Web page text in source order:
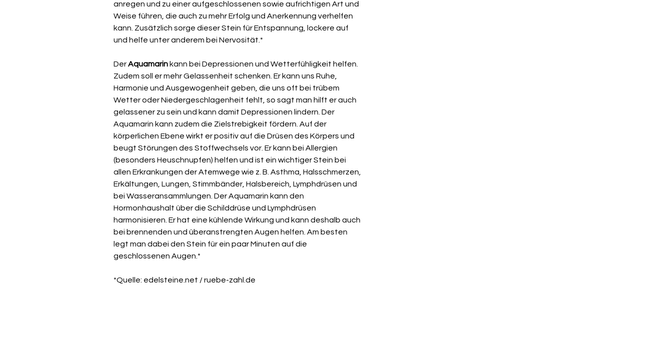
anregen und zu einer aufgeschlossenen sowie aufrichtigen Art und
Weise führen, die auch zu mehr Erfolg und Anerkennung verhelfen
kann. Zusätzlich sorge dieser Stein für Entspannung, lockere auf
und helfe unter anderem bei Nervosität.*
DerAquamarin kann bei Depressionen und Wetterfühligkeit helfen.
Zudem soll er mehr Gelassenheit schenken. Er kann uns Ruhe,
Harmonie und Ausgewogenheit geben, die uns oft bei trübem
Wetter oder Niedergeschlagenheit fehlt, so sagt man hilft er auch
gelassener zu sein und kann damit Depressionen lindern. Der
Aquamarin kann zudem die Zielstrebigkeit fördern. Auf der
körperlichen Ebene wirkt er positiv auf die Drüsen des Körpers und
beugt Störungen des Stoffwechsels vor. Er kann bei Allergien
(besonders Heuschnupfen) helfen und ist ein wichtiger Stein bei
allen Erkrankungen der Atemwege wie z. B. Asthma, Halsschmerzen,
Erkältungen, Lungen, Stimmbänder, Halsbereich, Lymphdrüsen und
bei Wasseransammlungen. Der Aquamarin kann den
Hormonhaushalt über die Schilddrüse und Lymphdrüsen
harmonisieren. Er hat eine kühlende Wirkung und kann deshalb auch
bei brennenden und überanstrengten Augen helfen. Am besten
legt man dabei den Stein für ein paar Minuten auf die
geschlossenen Augen.*
*Quelle: edelsteine.net / ruebe-zahl.de